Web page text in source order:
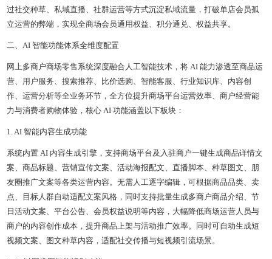
过社交种草、私域直播、社群运营等方式沉淀私域流量，打破单店会员孤
立运营的弊端，实现全商场会员通用权益、积分通兑、权益共享。
二、AI 智能功能体系全维度配置
网上多商户商场零售系统深度融合人工智能技术，将 AI 能力渗透至商品运
营、用户服务、搜索推荐、比价选购、智能客服、行业知识库、内容创
作、运营分析等全业务环节，全方位提升商场平台运营效率、商户经营能
力与消费者购物体验，核心 AI 功能涵盖以下板块：
1. AI 智能内容生成功能
系统内置 AI 内容生成引擎，支持商场平台及入驻商户一键生成商品详情文
案、商品标题、营销宣传文案、活动海报配文、直播脚本、种草图文、朋
友圈推广文案等各类运营内容。无需人工逐字编辑，可根据商品品类、卖
点、目标人群自动适配文案风格，同时支持批量生成多商户商品介绍、节
日活动文案、平台公告、会员权益说明等内容，大幅降低商场运营人员与
商户的内容创作成本，提升商品上架与活动推广效率。同时可自动生成短
视频文案、图文种草内容，适配社交传播与短视频引流场景。